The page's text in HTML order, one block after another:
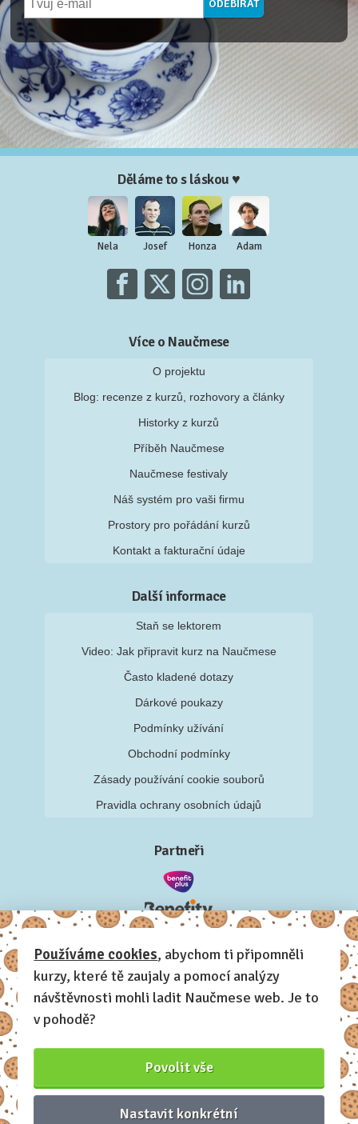
Děláme to s láskou ♥
Nela Josef Honza Adam
Více o Naučmese
O projektu
Blog: recenze z kurzů, rozhovory a články
Historky z kurzů
Příběh Naučmese
Naučmese festivaly
Náš systém pro vaši firmu
Prostory pro pořádání kurzů
Kontakt a fakturační údaje
Další informace
Staň se lektorem
Video: Jak připravit kurz na Naučmese
Často kladené dotazy
Dárkové poukazy
Podmínky užívání
Obchodní podmínky
Zásady používání cookie souborů
Pravidla ochrany osobních údajů
Partneři
Naučmese, 2012-2026.
Používáme cookies, abychom ti připomněli
kurzy, které tě zaujaly a pomocí analýzy
návštěvnosti mohli ladit Naučmese web. Je to
v pohodě?
Povolit vše
Nastavit konkrétní